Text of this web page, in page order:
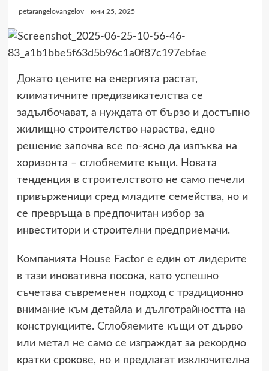
petarangelovangelov юни 25, 2025
Докато цените на енергията растат,
климатичните предизвикателства се
задълбочават, а нуждата от бързо и достъпно
жилищно строителство нараства, едно
решение започва все по-ясно да изпъква на
хоризонта – сглобяемите къщи. Новата
тенденция в строителството не само печели
привърженици сред младите семейства, но и
се превръща в предпочитан избор за
инвеститори и строителни предприемачи.
Компанията House Factorе един от лидерите
в тази иновативна посока, като успешно
съчетава съвременен подход с традиционно
внимание към детайла и дълготрайността на
конструкциите. Сглобяемите къщи от дърво
или метал не само се изграждат за рекордно
кратки срокове, но и предлагат изключителна